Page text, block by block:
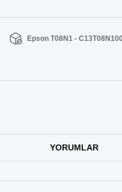
Epson T08N1 -
YORUMLAR